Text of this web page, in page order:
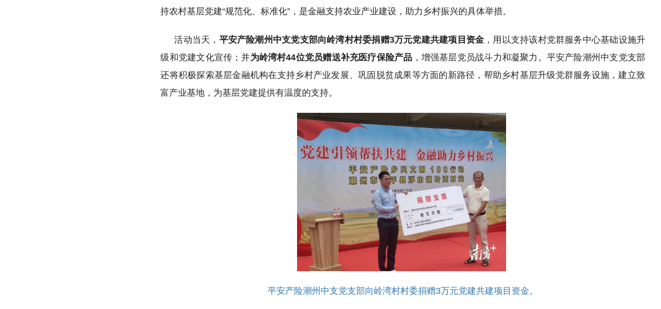
持农村基层党建“规范化、标准化”，是金融支持农业产业建设，助力乡村振兴的具体举措。
活动当天， 平安产险潮州中支党支部向岭湾村村委捐赠3万元党建共建项目资金，用以支持该村党群服务中心基础设施升
级和党建文化宣传；并为岭湾村44位党员赠送补充医疗保险产品 ，增强基层党员战斗力和凝聚力。平安产险潮州中支党支部
还将积极探索基层金融机构在支持乡村产业发展、巩固脱贫成果等方面的新路径，帮助乡村基层升级党群服务设施，建立致
富产业基地，为基层党建提供有温度的支持。
平安产险潮州中支党支部向岭湾村村委捐赠3万元党建共建项目资金。